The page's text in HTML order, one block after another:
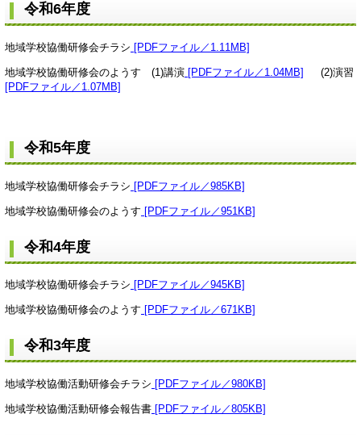
令和6年度
地域学校協働研修会チラシ [PDFファイル／1.11MB]
地域学校協働研修会のようす (1)講演 [PDFファイル／1.04MB]
(2)演習
[PDFファイル／1.07MB]
令和5年度
地域学校協働研修会チラシ [PDFファイル／985KB]
地域学校協働研修会のようす [PDFファイル／951KB]
令和4年度
地域学校協働研修会チラシ [PDFファイル／945KB]
地域学校協働研修会のようす [PDFファイル／671KB]
令和3年度
地域学校協働活動研修会チラシ [PDFファイル／980KB]
地域学校協働活動研修会報告書 [PDFファイル／805KB]